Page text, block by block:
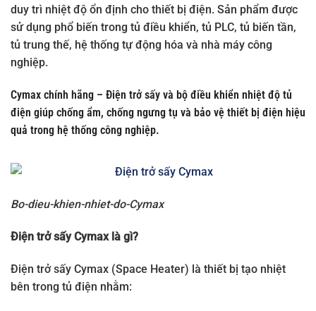
duy trì nhiệt độ ổn định cho thiết bị điện. Sản phẩm được
sử dụng phổ biến trong tủ điều khiển, tủ PLC, tủ biến tần,
tủ trung thế, hệ thống tự động hóa và nhà máy công
nghiệp.
Cymax chính hãng – Điện trở sấy và bộ điều khiển nhiệt độ tủ
điện giúp chống ẩm, chống ngưng tụ và bảo vệ thiết bị điện hiệu
quả trong hệ thống công nghiệp.
Bo-dieu-khien-nhiet-do-Cymax
Điện trở sấy Cymax là gì?
Điện trở sấy Cymax (Space Heater) là thiết bị tạo nhiệt
bên trong tủ điện nhằm: